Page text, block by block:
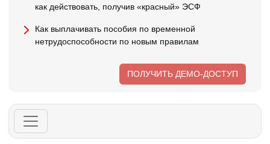
как действовать, получив «красный» ЭСФ
Как выплачивать пособия по временной
нетрудоспособности по новым правилам
ПОЛУЧИТЬ ДЕМО-ДОСТУП